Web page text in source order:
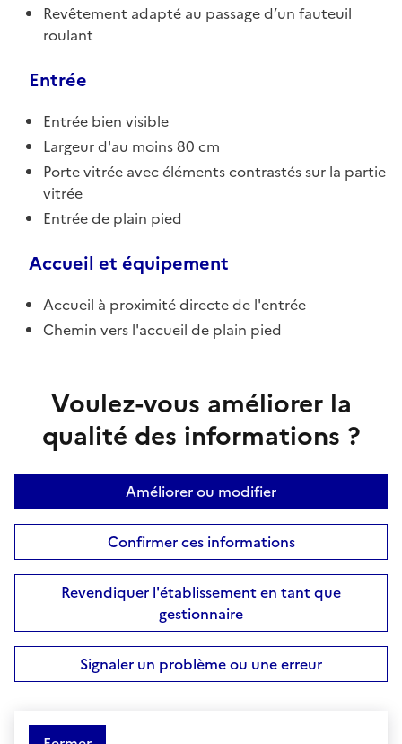
Revêtement adapté au passage d’un fauteuil
roulant
Entrée
Entrée bien visible
Largeur d'au moins 80 cm
Porte vitrée avec éléments contrastés sur la partie
vitrée
Entrée de plain pied
Accueil et équipement
Accueil à proximité directe de l'entrée
Chemin vers l'accueil de plain pied
Voulez-vous améliorer la
qualité des informations ?
Améliorer ou modifier
Confirmer ces informations
Revendiquer l'établissement en tant que
gestionnaire
Signaler un problème ou une erreur